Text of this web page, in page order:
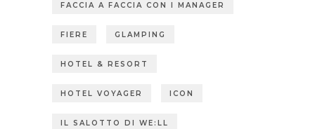
FACCIA A FACCIA CON I MANAGER
FIERE GLAMPING
HOTEL & RESORT
HOTEL VOYAGER ICON
IL SALOTTO DI WE:LL